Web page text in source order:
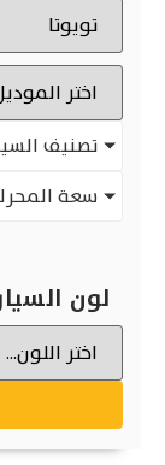
تصنيف
سعة
لون